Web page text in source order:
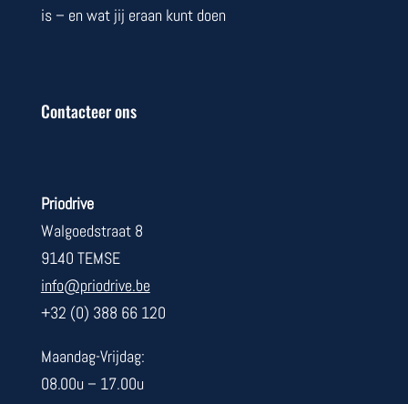
is – en wat jij eraan kunt doen
Contacteer ons
Priodrive
Walgoedstraat 8
9140 TEMSE
info@priodrive.be
+32 (0) 388 66 120
Maandag-Vrijdag:
08.00u – 17.00u